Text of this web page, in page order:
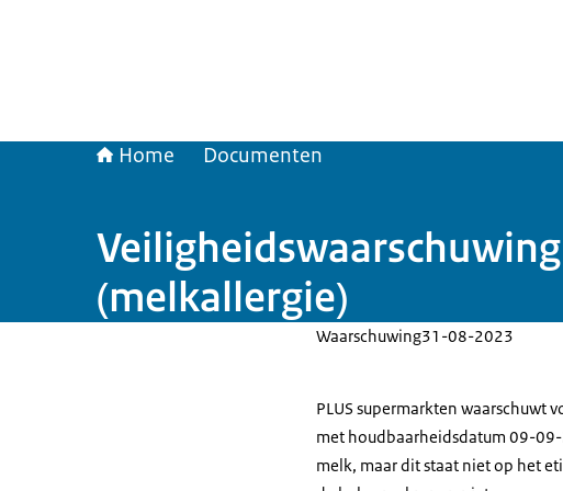
Home Documenten
(melkallergie)
Waarschuwing31-08-2023
PLUS supermarkten waarschuwt
met houdbaarheidsdatum 09-
melk, maar dit staat niet op het